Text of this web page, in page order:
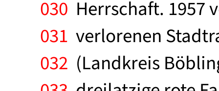
030 Herrschaft. 1957
031 verlorenen
032 (Landkreis